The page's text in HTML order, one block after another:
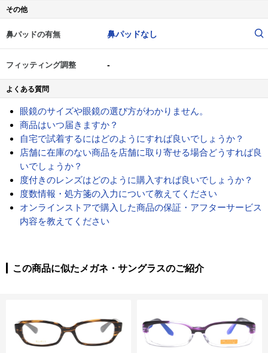
その他
鼻パッドの有無 鼻パッドなし
フィッティング調整 -
よくある質問
眼鏡のサイズや眼鏡の選び方がわかりません。
商品はいつ届きますか？
自宅で試着するにはどのようにすれば良いでしょうか？
店舗に在庫のない商品を店舗に取り寄せる場合どうすれば良
いでしょうか？
度付きのレンズはどのように購入すれば良いでしょうか？
度数情報・処方箋の入力について教えてください
オンラインストアで購入した商品の保証・アフターサービス
内容を教えてください
この商品に似たメガネ・サングラスのご紹介